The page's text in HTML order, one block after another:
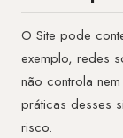
O Site pode
exemplo, redes
não controla
práticas desses
risco.